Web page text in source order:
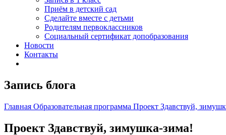
Приём в детский сад
Сделайте вместе с детьми
Родителям первоклассников
Социальный сертификат допобразования
Новости
Контакты
Запись блога
Главная Образовательная программа Проект Здавствуй,
Проект Здавствуй, зимушка-зима!